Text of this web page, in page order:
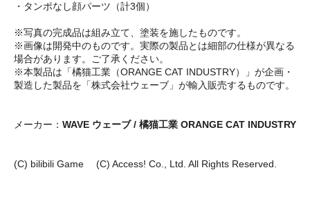
・タンポなし顔パーツ（計3個）
※写真の完成品は組み立て、塗装を施したものです。
※画像は開発中のものです。実際の製品とは細部の仕様が異なる
場合があります。ご了承ください。
※本製品は「橘猫工業（ORANGE CAT INDUSTRY）」が企画・
製造した製品を「株式会社ウェーブ」が輸入販売するものです。
メーカー： WAVE ウェーブ / 橘猫工業 ORANGE CAT INDUSTRY
(C) bilibili Game (C) Access! Co., Ltd. All Rights Reserved.